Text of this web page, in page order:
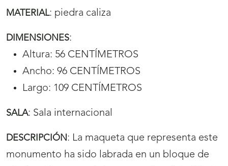
MATERIAL: piedra caliza
DIMENSIONES:
Altura: 56 CENTÍMETROS
Ancho: 96 CENTÍMETROS
Largo: 109 CENTÍMETROS
SALA: Sala internacional
DESCRIPCIÓN: La maqueta que representa este
monumento ha sido labrada en un bloque de